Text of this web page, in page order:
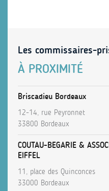
Les commissaires-
À PROXIMITÉ
Briscadieu Bordeaux
12-14, rue Peyronnet
33800 Bordeaux
COUTAU-BEGARIE &
EIFFEL
11, place des Quinconces
33000 Bordeaux